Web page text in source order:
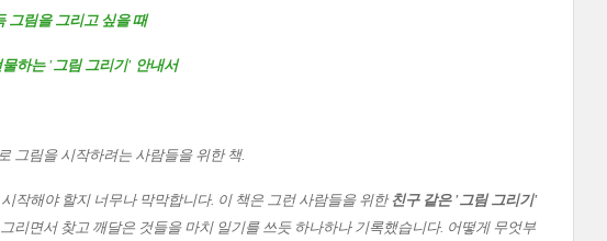
그림을 그리고 싶을 때
하는 '그림 그리기' 안내서
그림을 시작하려는 사람들을 위한 책.
작해야 할지 너무나 막막합니다. 이 책은 그런 사람들을 위한친구 같은 '그림 그리기'
리면서 찾고 깨달은 것들을 마치 일기를 쓰듯 하나하나 기록했습니다. 어떻게 무엇부